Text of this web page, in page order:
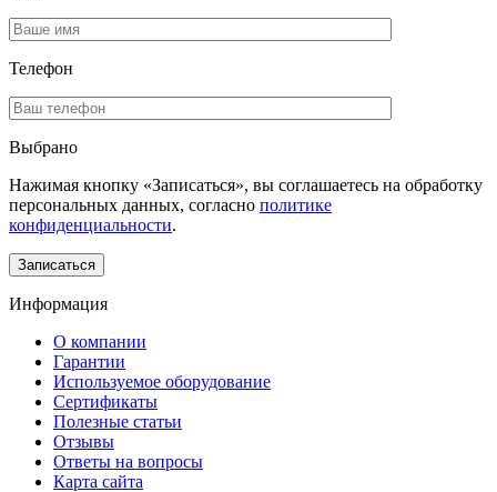
Телефон
Выбрано
Нажимая кнопку «Записаться», вы соглашаетесь на обработку
персональных данных, согласно политике
конфиденциальности.
Информация
О компании
Гарантии
Используемое оборудование
Сертификаты
Полезные статьи
Отзывы
Ответы на вопросы
Карта сайта